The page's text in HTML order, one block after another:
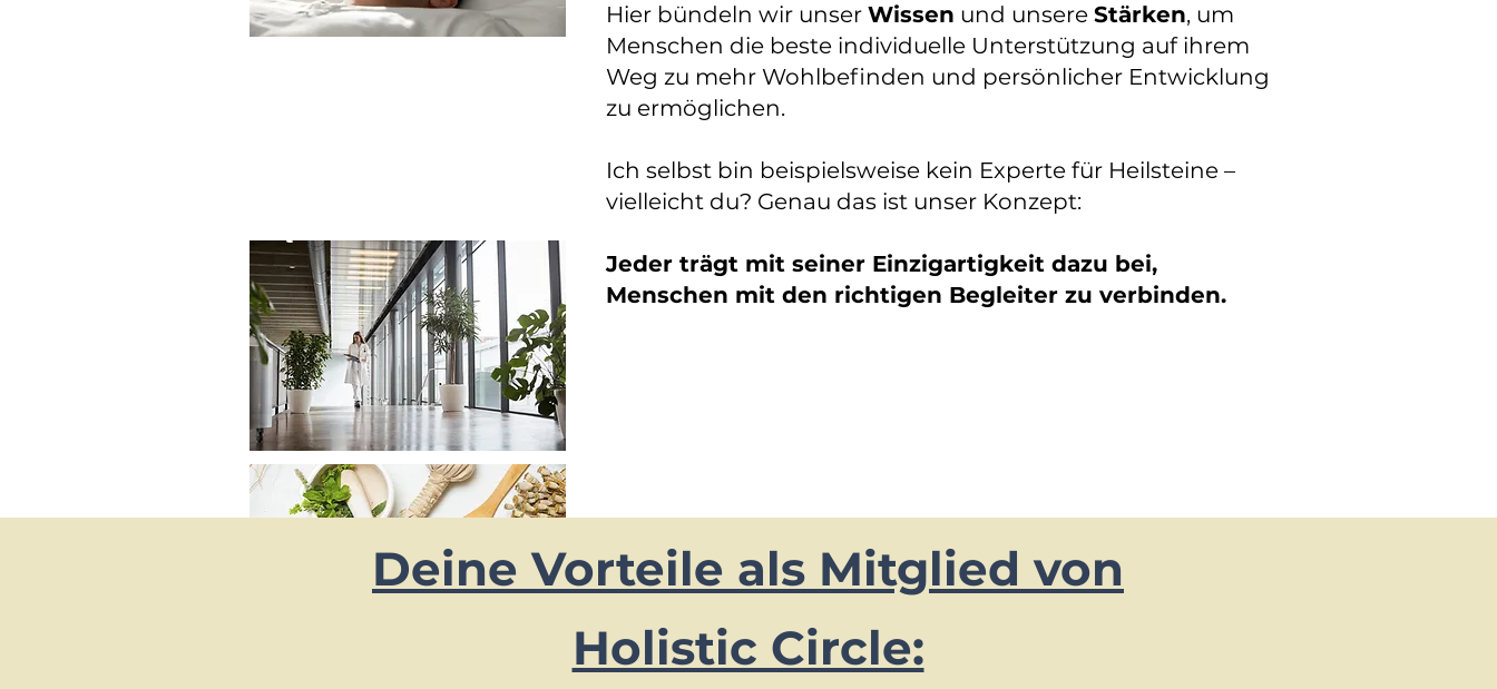
Hier bündeln wir unser Wissen und unsere Stärken, um
Menschen die beste individuelle Unterstützung auf ihrem
Weg zu mehr Wohlbefinden und persönlicher Entwicklung
zu ermöglichen.
Ich selbst bin beispielsweise kein Experte für Heilsteine –
vielleicht du? Genau das ist unser Konzept:
Jeder trägt mit seiner Einzigartigkeit dazu bei,
Menschen mit den richtigen Begleiter zu verbinden.
Deine Vorteile als Mitglied von
Holistic Circle: